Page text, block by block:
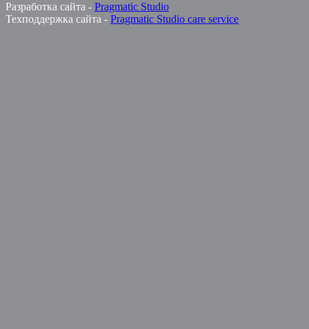
Разработка сайта - Pragmatic Studio
Техподдержка сайта - Pragmatic Studio care service